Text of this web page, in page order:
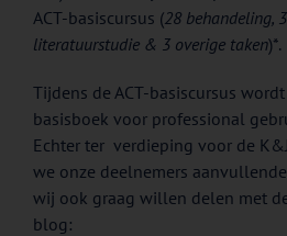
ACT-basiscursus (28 behandeling,
literatuurstudie & 3 overige taken)*.
Tijdens de ACT-basiscursus
basisboek voor professional
Echter ter verdieping voor de
we onze deelnemers
wij ook graag willen delen met
blog: